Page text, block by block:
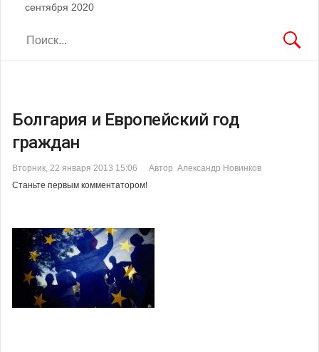
сентября 2020
Болгария и Европейский год
граждан
Вторник, 22 января 2013 15:06
Автор Александр Новинков
Станьте первым комментатором!